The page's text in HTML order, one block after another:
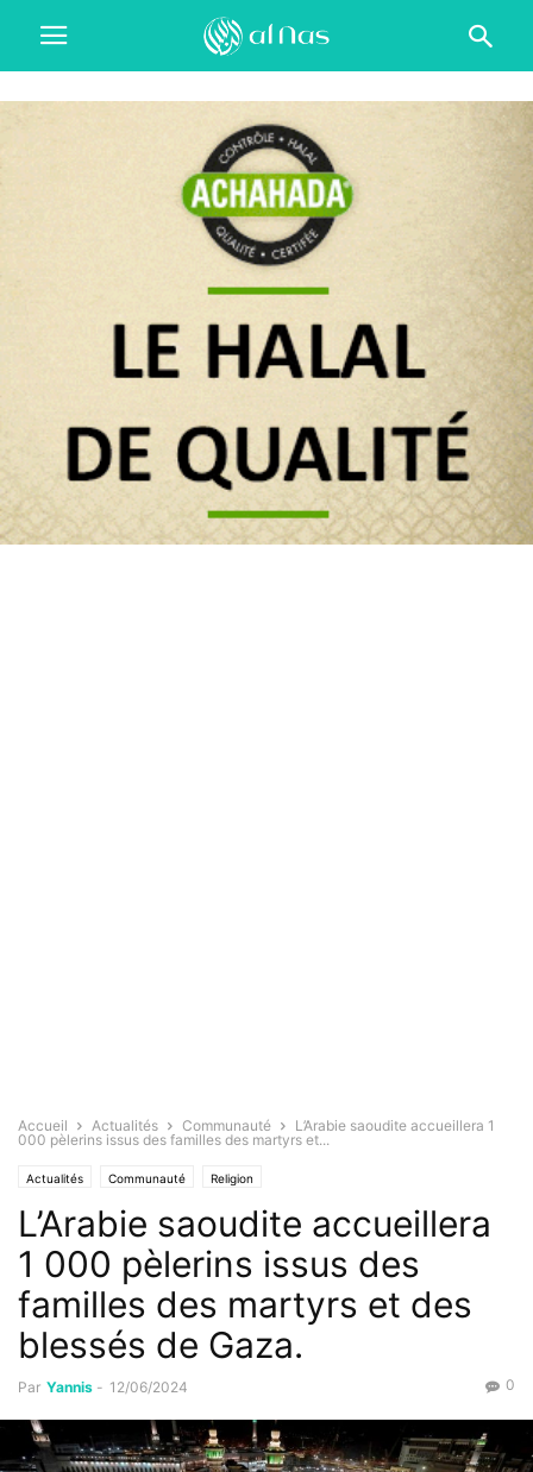
Accueil Actualités Communauté
L’Arabie saoudite accueillera 1
000 pèlerins issus des familles des martyrs et...
Actualités Communauté Religion
L’Arabie saoudite accueillera
1 000 pèlerins issus des
familles des martyrs et des
blessés de Gaza.
Par Yannis - 12/06/2024 0